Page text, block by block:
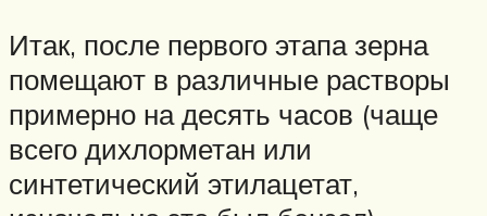
Итак, после первого этапа зерна
помещают в различные растворы
примерно на десять часов (чаще
всего дихлорметан или
синтетический этилацетат,